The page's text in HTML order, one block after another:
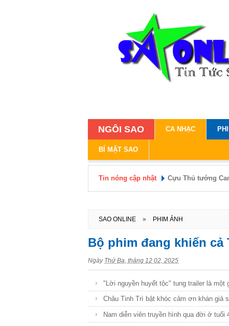
NGÔI SAO CA NHẠC
BÍ MẬT SAO
Tin nóng cập nhật Cựu Thủ tướng
Nữ ca sĩ 30 tuổi
tượng Rihanna
Mưa lớn trút
thành hứng mưa
Từ 'The Odyssey'
Diễn viên 30 tuổi
SAO ONLINE » PHIM ẢNH
Bộ phim đang khiến cả
Ngày Thứ Ba, tháng 12 02, 2025
"Lời nguyền huyết tộc" tung trailer là
Châu Tinh Trì bật khóc cảm ơn khán giả
Nam diễn viên truyền hình qua đời ở tuổi